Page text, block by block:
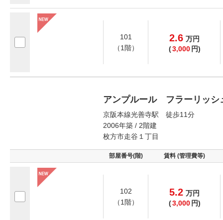
101
（1階）
2.6 万円
(3,000 円)
アンプルール フラーリッシ
京阪本線光善寺駅 徒歩11分
2006年築 / 2階建
枚方市走谷１丁目
部屋番号(階) 賃料 (管理費等)
102
（1階）
5.2 万円
(3,000 円)